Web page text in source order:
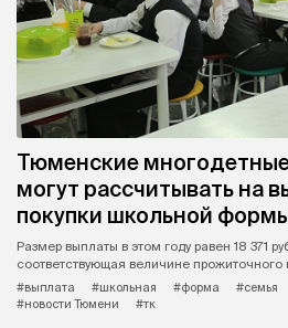
Тюменские
могут рассчитывать на
покупки школьной
Размер выплаты в этом году равен 18 371
соответствующая величине
#выплата
#школьная #форма #семья
#новости Тюмени
#тк